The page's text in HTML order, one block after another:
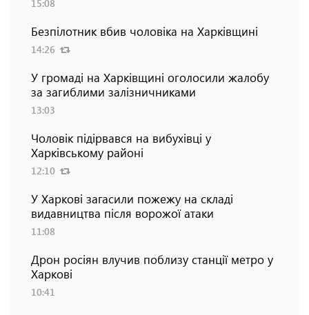
15:08
Безпілотник вбив чоловіка на Харківщині
14:26
У громаді на Харківщині оголосили жалобу
за загиблими залізничниками
13:03
Чоловік підірвався на вибухівці у
Харківському районі
12:10
У Харкові загасили пожежу на складі
видавництва після ворожої атаки
11:08
Дрон росіян влучив поблизу станції метро у
Харкові
10:41